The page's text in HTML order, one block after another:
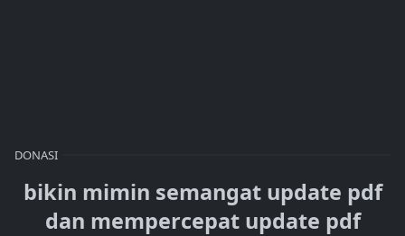
DONASI
bikin mimin semangat update pdf
dan mempercepat update pdf